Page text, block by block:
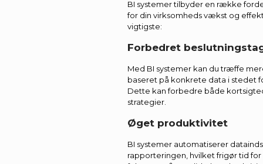
BI systemer tilbyder en række
for din virksomheds vækst og
vigtigste:
Forbedret
Med BI systemer kan du træffe
baseret på konkrete data i stedet
Dette kan forbedre både
strategier.
Øget produktivitet
BI systemer automatiserer
rapporteringen, hvilket frigør tid